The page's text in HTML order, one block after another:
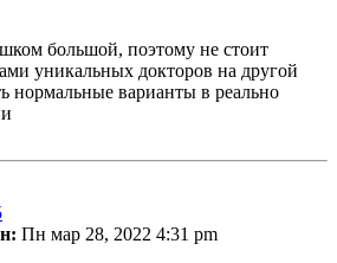
большой, поэтому не стоит
уникальных докторов на другой
нормальные варианты в реально
Пн мар 28, 2022 4:31 pm